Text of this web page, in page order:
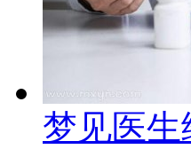
梦见医